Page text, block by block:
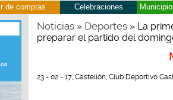
Ir de compras Celebraciones
Noticias» Deportes» La
preparar el partido del
23 - 02 - 17, Castellón, Club Deportivo